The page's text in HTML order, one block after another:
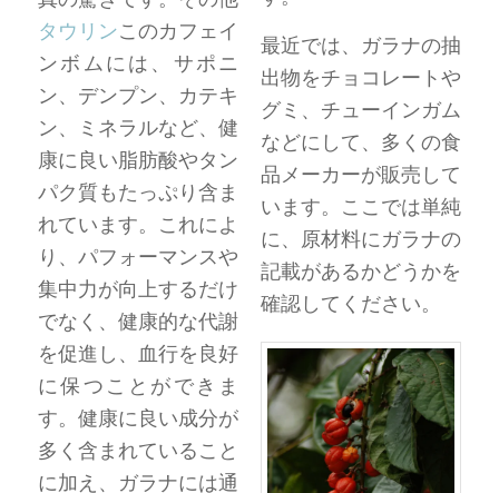
タウリンこのカフェイ
ンボムには、サポニ
ン、デンプン、カテキ
ン、ミネラルなど、健
康に良い脂肪酸やタン
パク質もたっぷり含ま
れています。これによ
り、パフォーマンスや
集中力が向上するだけ
でなく、健康的な代謝
を促進し、血行を良好
に保つことができま
す。健康に良い成分が
多く含まれていること
に加え、ガラナには通
最近では、ガラナの抽
出物をチョコレートや
グミ、チューインガム
などにして、多くの食
品メーカーが販売して
います。ここでは単純
に、原材料にガラナの
記載があるかどうかを
確認してください。